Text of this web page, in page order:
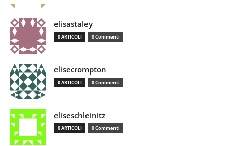
elisastaley
0 ARTICOLI 0 Commenti
elisecrompton
0 ARTICOLI 0 Commenti
eliseschleinitz
0 ARTICOLI 0 Commenti